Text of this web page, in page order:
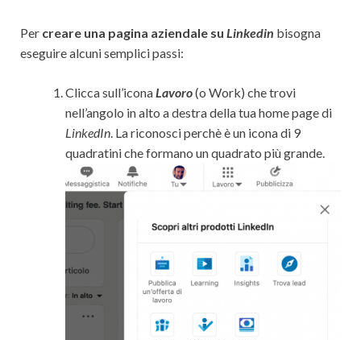
Per creare una pagina aziendale su Linkedin bisogna
eseguire alcuni semplici passi:
Clicca sull’iconaLavoro(o Work) che trovi
nell’angolo in alto a destra della tua home page di
LinkedIn. La riconosci perchè è un icona di 9
quadratini che formano un quadrato più grande.